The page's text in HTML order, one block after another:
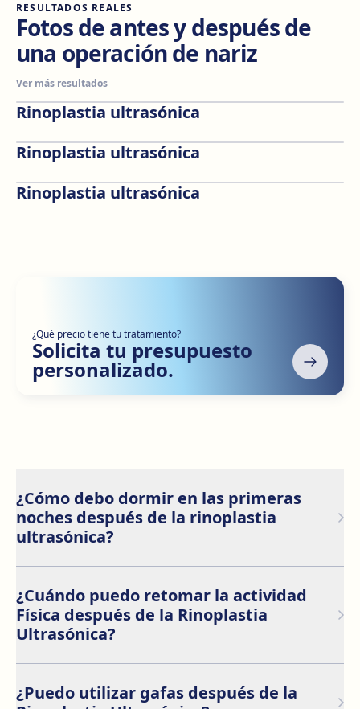
RESULTADOS REALES
Fotos de antes y después de
una operación de nariz
Ver más resultados
Antes
Rinoplastia ultrasónica
Antes
Rinoplastia ultrasónica
Antes
Rinoplastia ultrasónica
¿Qué precio tiene tu tratamiento?
Solicita tu presupuesto
personalizado.
¿Cómo debo dormir en las primeras
noches después de la rinoplastia
ultrasónica?
primeros días para prevenir posibles daños en la zona
de la nariz. Mantener la cabeza elevada también es
aconsejable para optimizar la recuperación.
¿Cuándo puedo retomar la actividad
Física después de la Rinoplastia
Ultrasónica?
evitar ejercicios intensos, como levantar objetos
pesados, durante al menos 15 días después de la
¿Puedo utilizar gafas después de la